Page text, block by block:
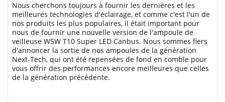
Nous cherchons toujours à fournir les dernières et les
meilleures technologies d'éclairage, et comme c'est l'un de
nos produits les plus populaires, il était important pour
nous de fournir une nouvelle version de l'ampoule de
veilleuse W5W T10 Super LED Canbus. Nous sommes fiers
d'annoncer la sortie de nos ampoules de la génération
Next-Tech, qui ont été repensées de fond en comble pour
vous offrir des performances encore meilleures que celles
de la génération précédente.